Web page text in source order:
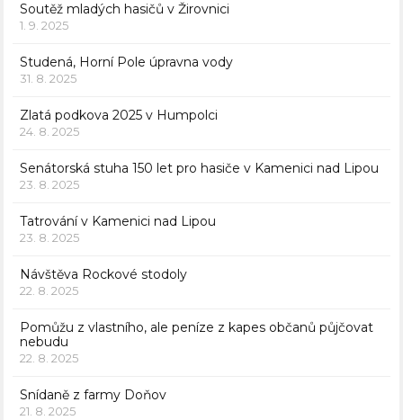
Soutěž mladých hasičů v Žirovnici
1. 9. 2025
Studená, Horní Pole úpravna vody
31. 8. 2025
Zlatá podkova 2025 v Humpolci
24. 8. 2025
Senátorská stuha 150 let pro hasiče v Kamenici nad Lipou
23. 8. 2025
Tatrování v Kamenici nad Lipou
23. 8. 2025
Návštěva Rockové stodoly
22. 8. 2025
Pomůžu z vlastního, ale peníze z kapes občanů půjčovat
nebudu
22. 8. 2025
Snídaně z farmy Doňov
21. 8. 2025